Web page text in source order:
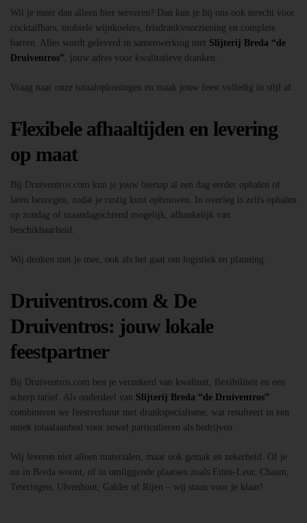
Wil je meer dan alleen bier serveren? Dan kun je bij ons ook terecht voor
cocktailbars, mobiele wijnkoelers, frisdrankvoorziening en complete
barren. Alles wordt geleverd in samenwerking met Slijterij Breda “de
Druiventros” , jouw adres voor kwalitatieve dranken.
Vraag naar onze totaaloplossingen en maak jouw feest volledig in stijl af.
Flexibele afhaaltijden en levering
op maat
Bij Druiventros.com kun je jouw biertap al een dag eerder ophalen of
laten bezorgen, zodat je rustig kunt opbouwen. In overleg is zelfs ophalen
op zondag of maandagochtend mogelijk, afhankelijk van
beschikbaarheid.
Wij denken met je mee, ook als het gaat om logistiek en planning.
Druiventros.com & De
Druiventros: jouw lokale
feestpartner
Bij Druiventros.com ben je verzekerd van kwaliteit, flexibiliteit en een
scherp tarief. Als onderdeel van Slijterij Breda “de Druiventros”
combineren we feestverhuur met drankspecialisme, wat resulteert in een
uniek totaalaanbod voor zowel particulieren als bedrijven.
Wij leveren niet alleen materialen, maar ook gemak en zekerheid. Of je
nu in Breda woont, of in omliggende plaatsen zoals Etten-Leur, Chaam,
Teteringen, Ulvenhout, Galder of Rijen – wij staan voor je klaar!